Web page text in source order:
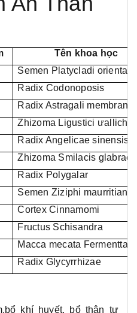
Tên khoa học
Semen Platycladi
Radix Codonoposis
Radix Astragali
Zhizoma Ligustici ưallichii
Radix Angelicae sinensis
Zhizoma Smilacis glabrae
Radix Polygalar
Semen Ziziphi
Cortex Cinnamomi
Fructus Schisandra
Macca mecata Fermentta
Radix Glycyrrhizae
khí huyết, bổ thận tư